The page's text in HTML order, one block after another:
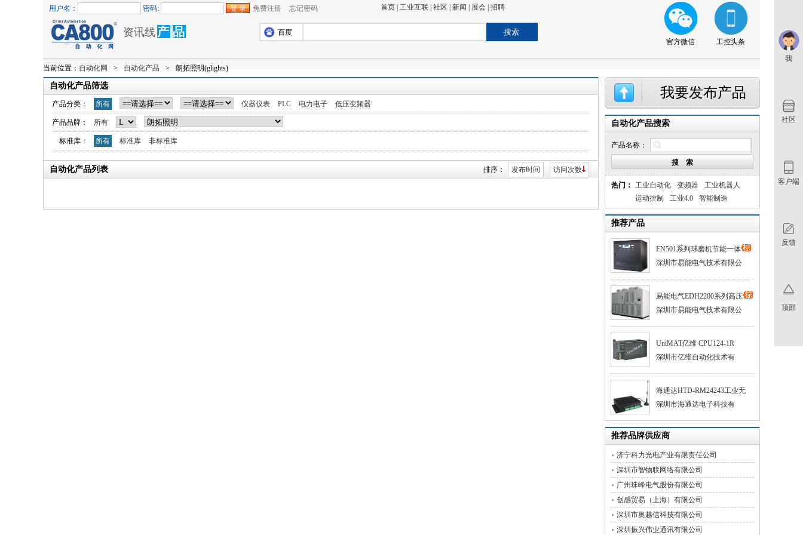
用户名： 密码: 免费注册 忘记密码 首页 工业互联 社区 新闻 展会 招聘
资讯线 产 品 百度 搜索
官方微信
工控头条
我
社区
客户端
反馈
顶部
当前位置： 自动化网 > 自动化产品 > 朗拓照明(glights)
自动化产品筛选
产品分类： 所有 仪器仪表 PLC 电力电子 低压变频器
产品品牌： 所有
标准库： 所有 标准库 非标准库
自动化产品列表 排序： 发布时间 访问次数
自动化产品搜索
产品名称：
热门： 工业自动化 变频器
工业机器人
运动控制
工业4.0 智能制造
推荐产品
EN501系列球磨机节能一体
深圳市易能电气技术有限公
易能电气EDH2200系列高压
深圳市易能电气技术有限公
UniMAT亿维 CPU124-1R
深圳市亿维自动化技术有
海通达HTD-RM24243工业无
深圳市海通达电子科技有
推荐品牌供应商
济宁科力光电产业有限责任公司
深圳市智物联网络有限公司
广州珠峰电气股份有限公司
创感贸易（上海）有限公司
深圳市奥越信科技有限公司
深圳振兴伟业通讯有限公司